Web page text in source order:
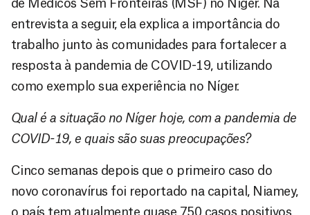
de Médicos Sem Fronteiras (MSF) no Níger. Na
entrevista a seguir, ela explica a importância do
trabalho junto às comunidades para fortalecer a
resposta à pandemia de COVID-19, utilizando
como exemplo sua experiência no Níger.
Qual é a situação no Níger hoje, com a pandemia de
COVID-19, e quais são suas preocupações?
Cinco semanas depois que o primeiro caso do
novo coronavírus foi reportado na capital, Niamey,
o país tem atualmente quase 750 casos positivos